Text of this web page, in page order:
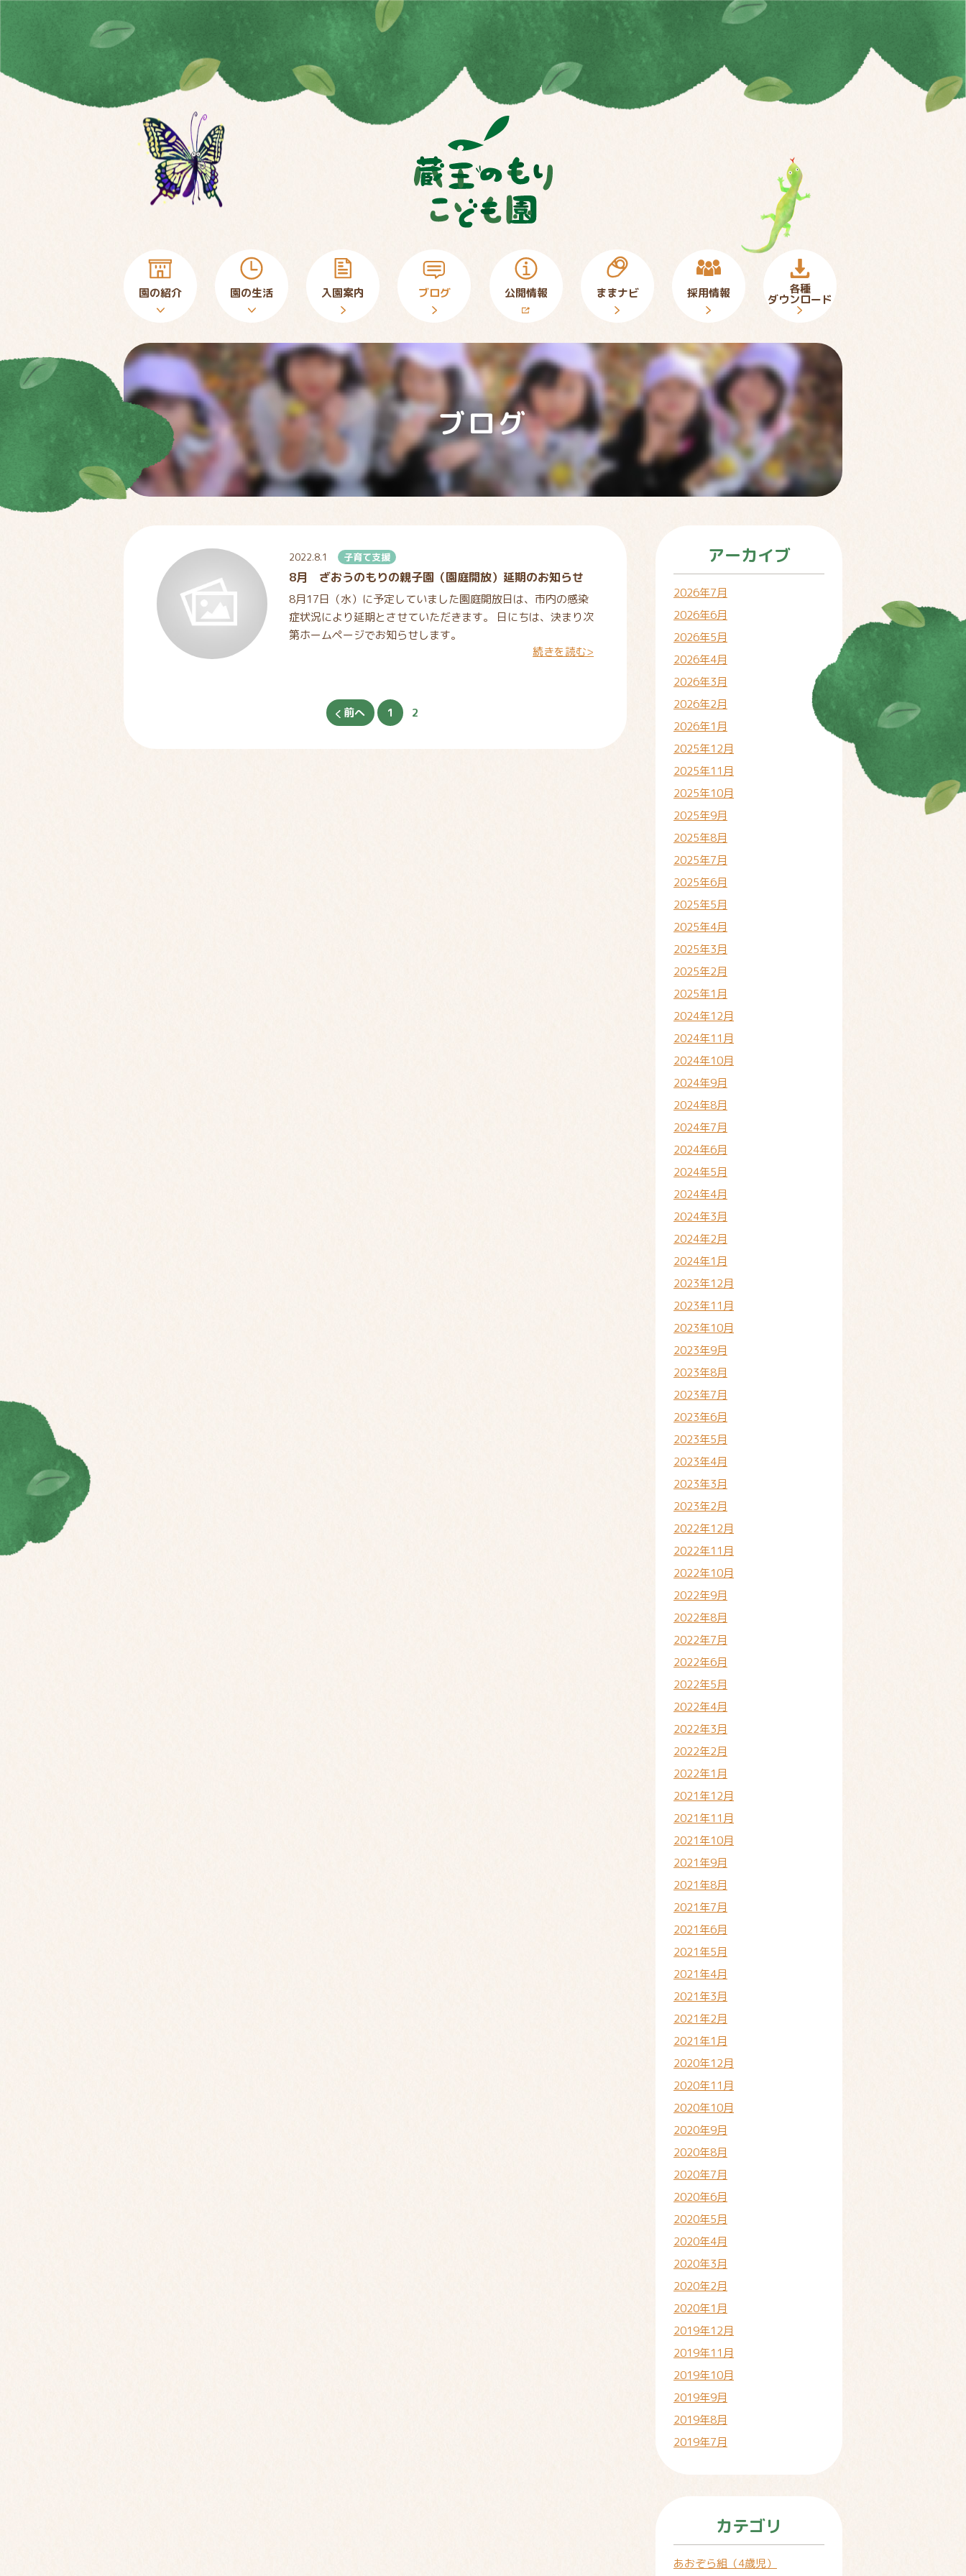
園の紹介 園の生活 入園案内 ブログ 公開情報 ままナビ 採用情報 各種
ダウンロード
ブログ
2022.8.1 子育て支援
8月 ざおうのもりの親子園（園庭開放）延期のお知らせ
8月17日（水）に予定していました園庭開放日は、市内の感染
症状況により延期とさせていただきます。 日にちは、決まり次
第ホームページでお知らせします。
続きを読む>
前へ 1 2
アーカイブ
2026年7月
2026年6月
2026年5月
2026年4月
2026年3月
2026年2月
2026年1月
2025年12月
2025年11月
2025年10月
2025年9月
2025年8月
2025年7月
2025年6月
2025年5月
2025年4月
2025年3月
2025年2月
2025年1月
2024年12月
2024年11月
2024年10月
2024年9月
2024年8月
2024年7月
2024年6月
2024年5月
2024年4月
2024年3月
2024年2月
2024年1月
2023年12月
2023年11月
2023年10月
2023年9月
2023年8月
2023年7月
2023年6月
2023年5月
2023年4月
2023年3月
2023年2月
2022年12月
2022年11月
2022年10月
2022年9月
2022年8月
2022年7月
2022年6月
2022年5月
2022年4月
2022年3月
2022年2月
2022年1月
2021年12月
2021年11月
2021年10月
2021年9月
2021年8月
2021年7月
2021年6月
2021年5月
2021年4月
2021年3月
2021年2月
2021年1月
2020年12月
2020年11月
2020年10月
2020年9月
2020年8月
2020年7月
2020年6月
2020年5月
2020年4月
2020年3月
2020年2月
2020年1月
2019年12月
2019年11月
2019年10月
2019年9月
2019年8月
2019年7月
カテゴリ
あおぞら組（4歳児）